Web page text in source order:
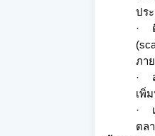
ปร
·
(
ภา
·
เพิ่
·
ตล